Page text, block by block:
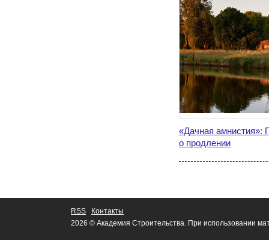
«Дачная амнистия»:
о продлении
RSS
Контакты
2026 © Академия Строительства. При использовании